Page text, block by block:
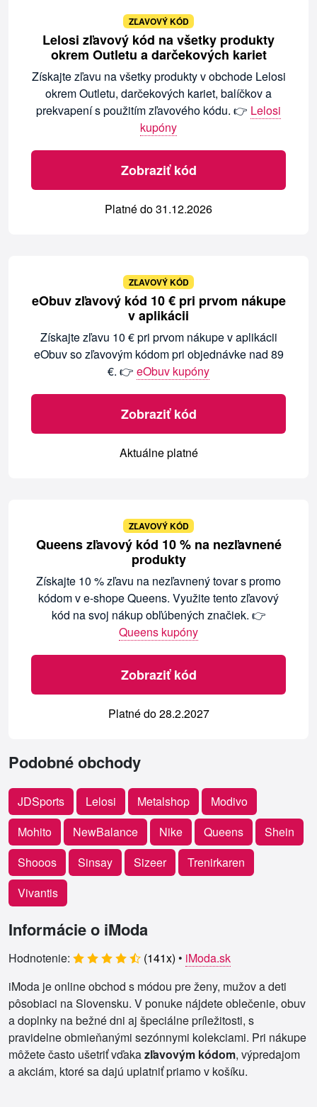
ZĽAVOVÝ KÓD
Lelosi zľavový kód na všetky produkty
okrem Outletu a darčekových kariet
Získajte zľavu na všetky produkty v obchode Lelosi
okrem Outletu, darčekových kariet, balíčkov a
prekvapení s použitím zľavového kódu. 👉 Lelosi
kupóny
Zobraziť kód
Platné do 31.12.2026
ZĽAVOVÝ KÓD
eObuv zľavový kód 10 € pri prvom nákupe
v aplikácii
Získajte zľavu 10 € pri prvom nákupe v aplikácii
eObuv so zľavovým kódom pri objednávke nad 89
€. 👉 eObuv kupóny
Zobraziť kód
Aktuálne platné
ZĽAVOVÝ KÓD
Queens zľavový kód 10 % na nezľavnené
produkty
Získajte 10 % zľavu na nezľavnený tovar s promo
kódom v e-shope Queens. Využite tento zľavový
kód na svoj nákup obľúbených značiek. 👉
Queens kupóny
Zobraziť kód
Platné do 28.2.2027
Podobné obchody
JDSports Lelosi Metalshop
Modivo
Mohito
NewBalance Nike Queens
Shein
Shooos
Sinsay Sizeer
Trenirkaren
Vivantis
Informácie o iModa
Hodnotenie: (141x) • iModa.sk
iModa je online obchod s módou pre ženy, mužov a deti
pôsobiaci na Slovensku. V ponuke nájdete oblečenie, obuv
a doplnky na bežné dni aj špeciálne príležitosti, s
pravidelne obmieňanými sezónnymi kolekciami. Pri nákupe
môžete často ušetriť vďakazľavovým kódom, výpredajom
a akciám, ktoré sa dajú uplatniť priamo v košíku.